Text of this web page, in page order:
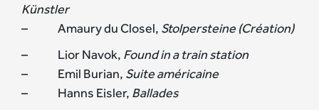
Künstler
– Amaury du Closel, Stolpersteine (Création)
– Lior Navok, Found in a train station
– Emil Burian, Suite américaine
– Hanns Eisler, Ballades